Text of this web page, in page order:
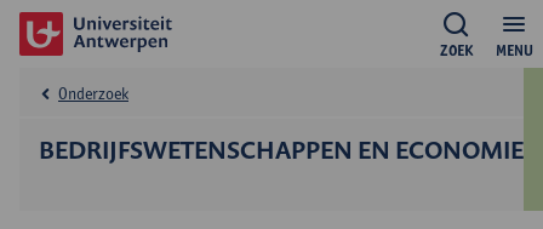
MENU
ZOEK
BEDRIJFS­WETENSCHAPPEN EN ECONOMIE
Onderzoek